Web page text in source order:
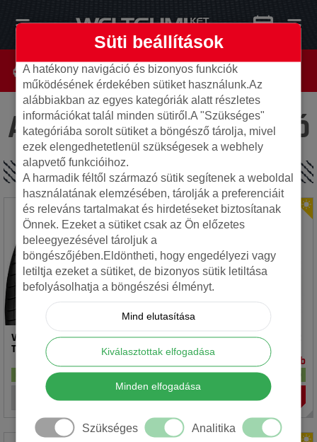
Az oldal nem található
SPECIÁLIS AJÁNLATOK
Vredestein 195/65R15 91T T-
TRAC 2 DOT23
17 db
Rotalla 195/65R15 91V RH02
14 990 Ft/ db
raktáron
Süti beállítások
A hatékony navigáció és bizonyos funkciók
működésének érdekében sütiket használunk.Az
alábbiakban az egyes kategóriák alatt részletes
információkat talál minden sütiről.A "Szükséges"
kategóriába sorolt sütiket a böngésző tárolja, mivel
ezek elengedhetetlenül szükségesek a webhely
alapvető funkcióihoz.
A harmadik féltől származó sütik segítenek a weboldal
használatának elemzésében, tárolják a preferenciáit
és releváns tartalmakat és hirdetéseket biztosítanak
Önnek. Ezeket a sütiket csak az Ön előzetes
beleegyezésével tároljuk a
böngészőjében.Eldöntheti, hogy engedélyezi vagy
letiltja ezeket a sütiket, de bizonyos sütik letiltása
befolyásolhatja a böngészési élményt.
Mind elutasítása
Kiválasztottak elfogadása
Minden elfogadása
Szükséges Analitika